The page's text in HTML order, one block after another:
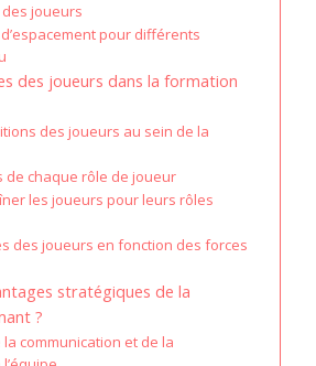
joueurs
pour différents
des joueurs dans la formation
des joueurs au sein de la
de chaque rôle de joueur
les joueurs pour leurs rôles
des joueurs en fonction des forces
stratégiques de la
?
communication et de la